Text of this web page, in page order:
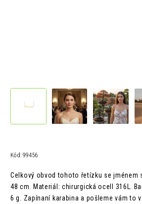
Kód: 99456
Celkový obvod tohoto řetízku se jménem
48 cm.
Materiál: chirurgická ocelI 316L.
6 g. Zapínaní karabina a pošleme vám to